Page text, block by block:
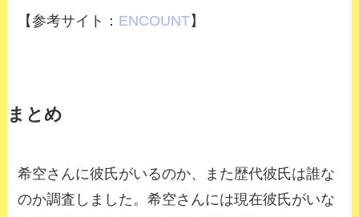
【参考サイト： ENCOUNT】
まとめ
希空さんに彼氏がいるのか、また歴代彼氏は誰な
のか調査しました。希空さんには現在彼氏がいな